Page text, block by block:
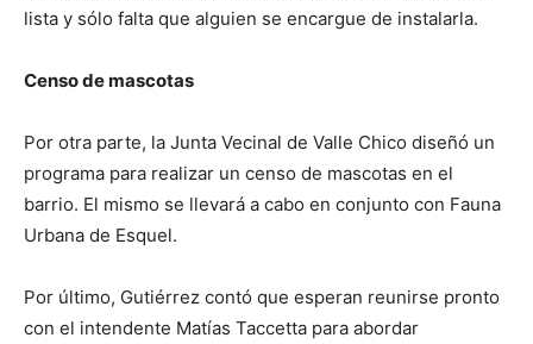
lista y sólo falta que alguien se encargue de instalarla.
Censo de mascotas
Por otra parte, la Junta Vecinal de Valle Chico diseñó un
programa para realizar un censo de mascotas en el
barrio. El mismo se llevará a cabo en conjunto con Fauna
Urbana de Esquel.
Por último, Gutiérrez contó que esperan reunirse pronto
con el intendente Matías Taccetta para abordar